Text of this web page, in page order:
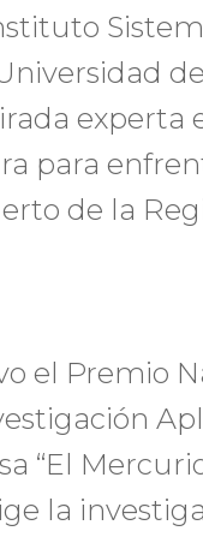
experta
para
de la
el Premio
“El
la